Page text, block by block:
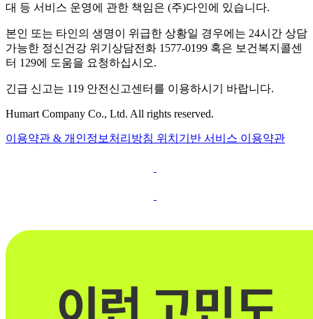
대 등 서비스 운영에 관한 책임은 (주)다인에 있습니다.
본인 또는 타인의 생명이 위급한 상황일 경우에는 24시간 상담
가능한 정신건강 위기상담전화 1577-0199 혹은 보건복지콜센
터 129에 도움을 요청하십시오.
긴급 신고는 119 안전신고센터를 이용하시기 바랍니다.
Humart Company Co., Ltd. All rights reserved.
이용약관 & 개인정보처리방침 위치기반 서비스 이용약관